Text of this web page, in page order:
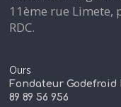
11ème rue Limete,
RDC.
Ours
Fondateur Godefroid
89 89 56 956